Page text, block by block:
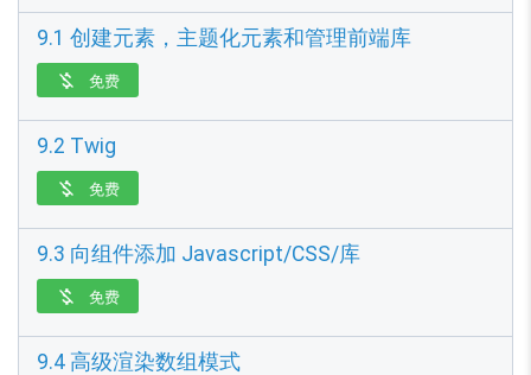
9.1 创建元素，主题化元素和管理前端库
 免费
9.2 Twig
 免费
9.3 向组件添加 Javascript/CSS/库
 免费
9.4 高级渲染数组模式